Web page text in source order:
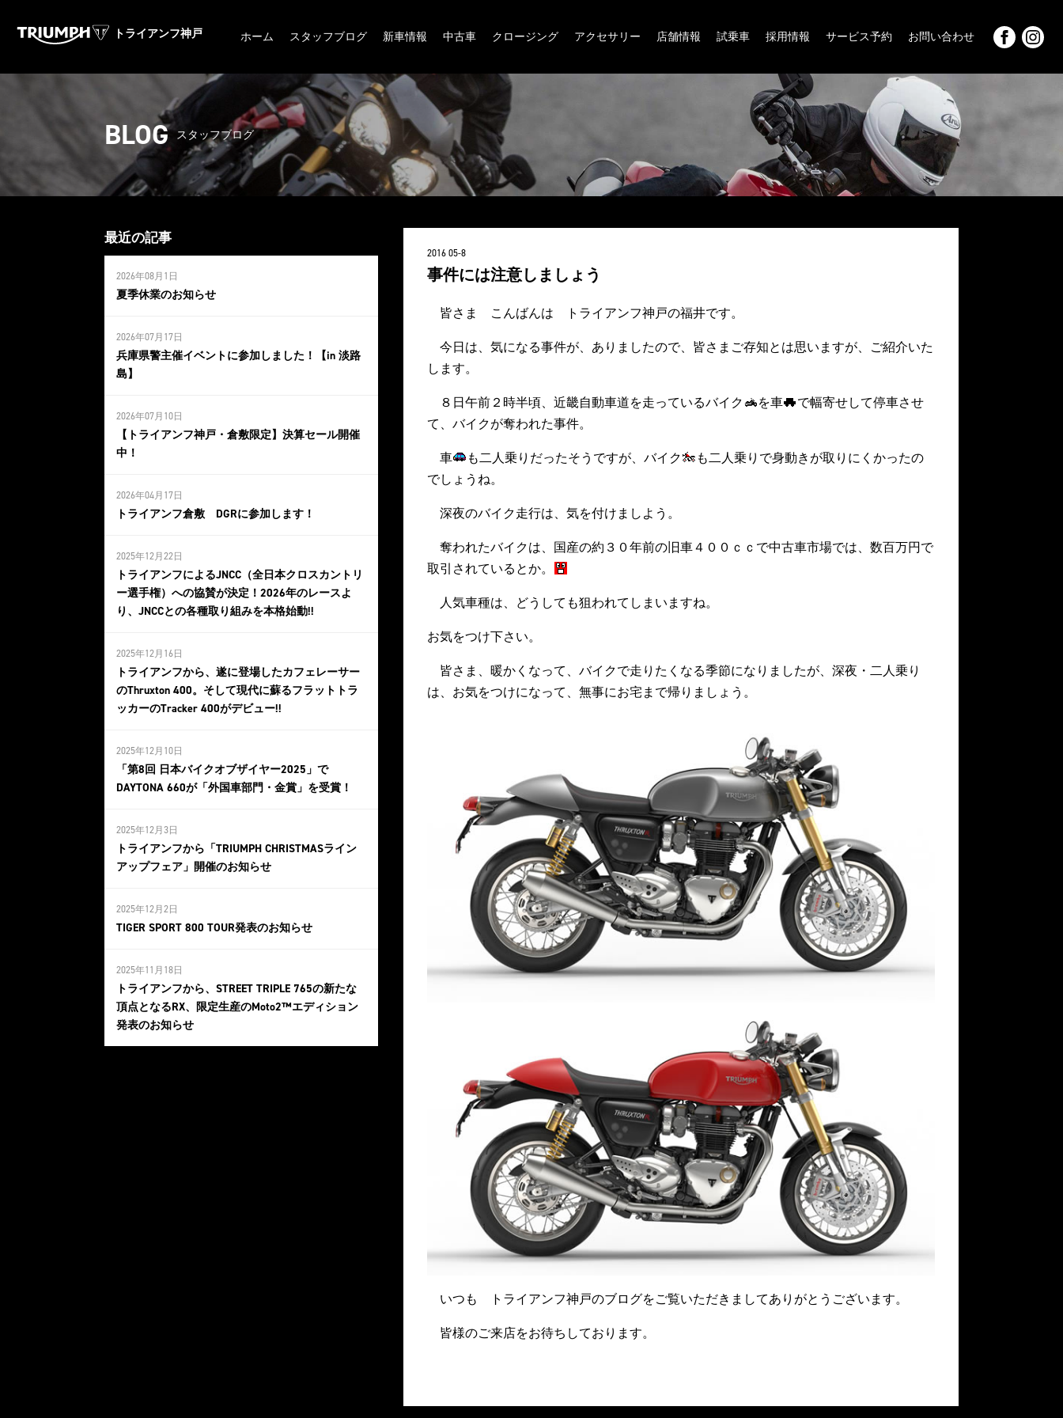
トライアンフ神戸 ホーム スタッフブログ 新車情報 中古車 クロージング アクセサリー 店舗情報 試乗車 採用情報 サービス予約 お問い合わせ
BLOG スタッフブログ
2016 05-8
事件には注意しましょう
皆さま こんばんは トライアンフ神戸の福井です。
今日は、気になる事件が、ありましたので、皆さまご存知とは思いますが、ご紹介いた
します。
８日午前２時半頃、近畿自動車道を走っているバイク を車
で幅寄せして停車させ
て、バイクが奪われた事件。
車 も二人乗りだったそうですが、バイク
も二人乗りで身動きが取りにくかったの
でしょうね。
深夜のバイク走行は、気を付けましよう。
奪われたバイクは、国産の約３０年前の旧車４００ｃｃで中古車市場では、数百万円で
取引されているとか。
人気車種は、どうしても狙われてしまいますね。
お気をつけ下さい。
皆さま、暖かくなって、バイクで走りたくなる季節になりましたが、深夜・二人乗り
は、お気をつけになって、無事にお宅まで帰りましょう。
いつも トライアンフ神戸のブログをご覧いただきましてありがとうございます。
皆様のご来店をお待ちしております。
最近の記事
2026年08月1日
夏季休業のお知らせ
2026年07月17日
兵庫県警主催イベントに参加しました！【in 淡路
島】
2026年07月10日
【トライアンフ神戸・倉敷限定】決算セール開催
中！
2026年04月17日
トライアンフ倉敷 DGRに参加します！
2025年12月22日
トライアンフによるJNCC（全日本クロスカントリ
ー選手権）への協賛が決定！2026年のレースよ
り、JNCCとの各種取り組みを本格始動!!
2025年12月16日
トライアンフから、遂に登場したカフェレーサー
のThruxton 400。そして現代に蘇るフラットトラ
ッカーのTracker 400がデビュー!!
2025年12月10日
「第8回 日本バイクオブザイヤー2025」で
DAYTONA 660が「外国車部門・金賞」を受賞！
2025年12月3日
トライアンフから「TRIUMPH CHRISTMASライン
アップフェア」開催のお知らせ
2025年12月2日
TIGER SPORT 800 TOUR発表のお知らせ
2025年11月18日
トライアンフから、STREET TRIPLE 765の新たな
頂点となるRX、限定生産のMoto2™エディション
発表のお知らせ